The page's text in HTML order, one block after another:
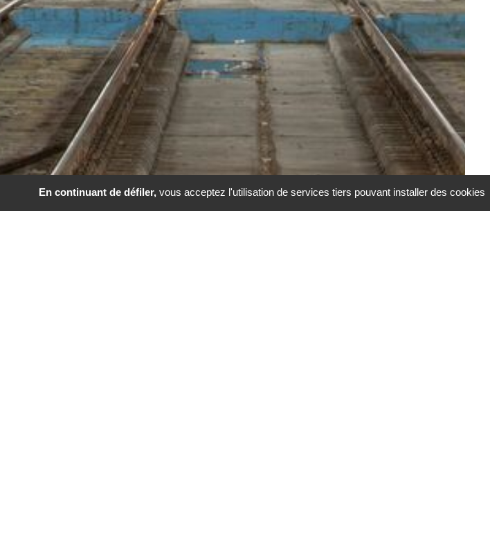
En continuant de défiler, vous acceptez l'utilisation de services tiers pouvant installer des cookies